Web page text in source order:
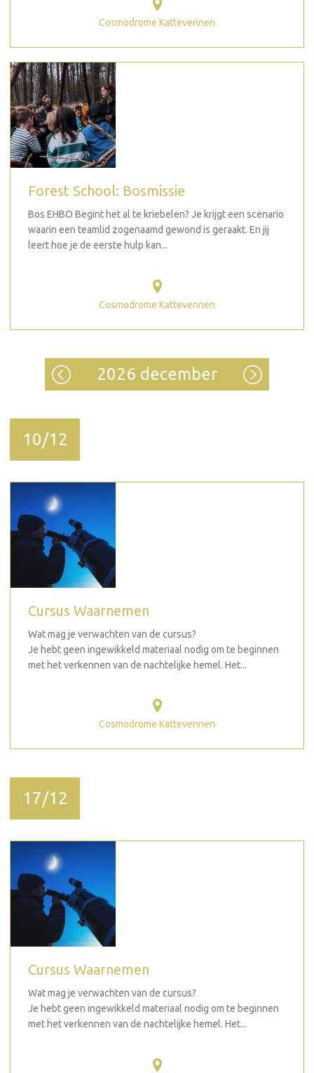
Cosmodrome Kattevennen
Forest School: Bosmissie
Bos EHBO Begint het al te kriebelen? Je krijgt een scenario
waarin een teamlid zogenaamd gewond is geraakt. En jij
leert hoe je de eerste hulp kan...
Cosmodrome Kattevennen
2026 december
10/12
Cursus Waarnemen
Wat mag je verwachten van de cursus?
Je hebt geen ingewikkeld materiaal nodig om te beginnen
met het verkennen van de nachtelijke hemel. Het...
Cosmodrome Kattevennen
17/12
Cursus Waarnemen
Wat mag je verwachten van de cursus?
Je hebt geen ingewikkeld materiaal nodig om te beginnen
met het verkennen van de nachtelijke hemel. Het...